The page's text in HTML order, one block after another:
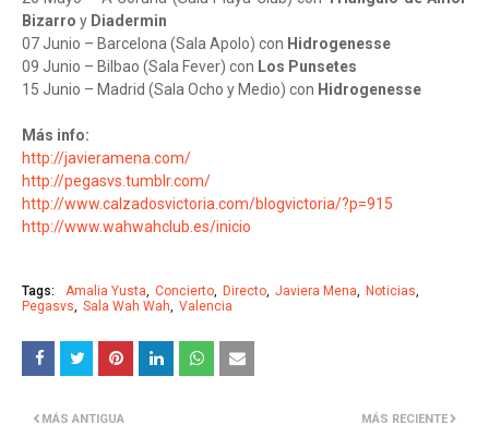
Bizarro y Diadermin
07 Junio – Barcelona (Sala Apolo) con Hidrogenesse
09 Junio – Bilbao (Sala Fever) con Los Punsetes
15 Junio – Madrid (Sala Ocho y Medio) con Hidrogenesse
Más info:
http://javieramena.com/
http://pegasvs.tumblr.com/
http://www.calzadosvictoria.com/blogvictoria/?p=915
http://www.wahwahclub.es/inicio
Tags: Amalia Yusta Concierto Directo Javiera Mena
Noticias
Pegasvs
Sala Wah Wah Valencia
MÁS RECIENTE
MÁS ANTIGUA